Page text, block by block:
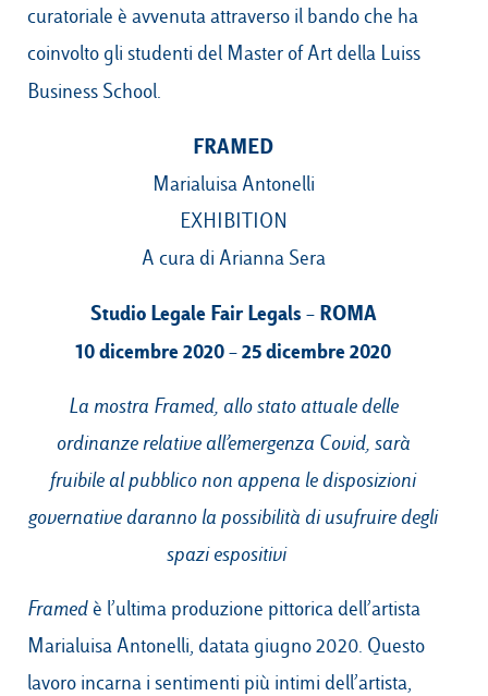
Amsterdam
Dubai
curatoriale è avvenuta attraverso il bando che ha
coinvolto gli studenti del Master of Art della Luiss
Business School.
FRAMED
Marialuisa Antonelli
EXHIBITION
A cura di Arianna Sera
Studio Legale Fair Legals – ROMA
10 dicembre 2020 – 25 dicembre 2020
La mostra Framed, allo stato attuale delle
ordinanze relative all’emergenza Covid, sarà
fruibile al pubblico non appena le disposizioni
governative daranno la possibilità di usufruire degli
spazi espositivi
Framedè l’ultima produzione pittorica dell’artista
Marialuisa Antonelli, datata giugno 2020. Questo
lavoro incarna i sentimenti più intimi dell’artista,